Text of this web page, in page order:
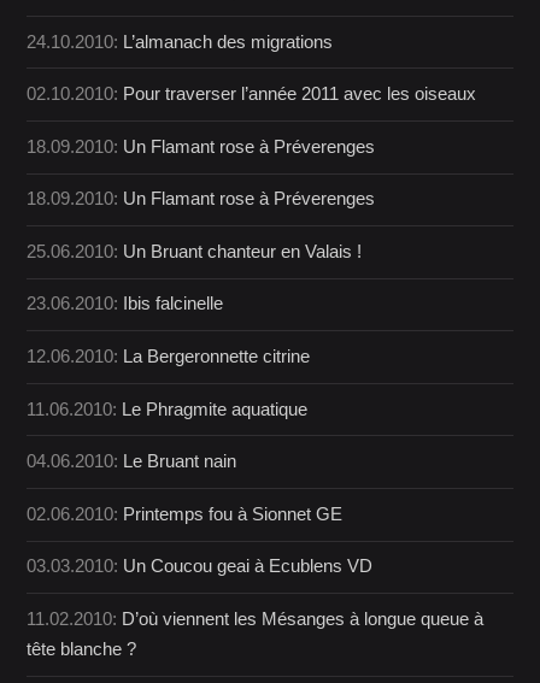
24.10.2010: L’almanach des migrations
02.10.2010: Pour traverser l’année 2011 avec les oiseaux
18.09.2010: Un Flamant rose à Préverenges
18.09.2010: Un Flamant rose à Préverenges
25.06.2010: Un Bruant chanteur en Valais !
23.06.2010: Ibis falcinelle
12.06.2010: La Bergeronnette citrine
11.06.2010: Le Phragmite aquatique
04.06.2010: Le Bruant nain
02.06.2010: Printemps fou à Sionnet GE
03.03.2010: Un Coucou geai à Ecublens VD
11.02.2010: D’où viennent les Mésanges à longue queue à
tête blanche ?